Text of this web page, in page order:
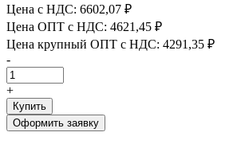
Цена с НДС: 6602,07 ₽
Цена ОПТ с НДС: 4621,45 ₽
Цена крупный ОПТ с НДС: 4291,35 ₽
-
+
Купить
Оформить заявку